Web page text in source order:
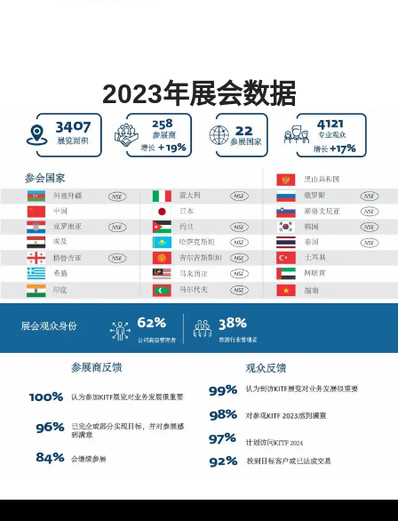
2023年展会数据